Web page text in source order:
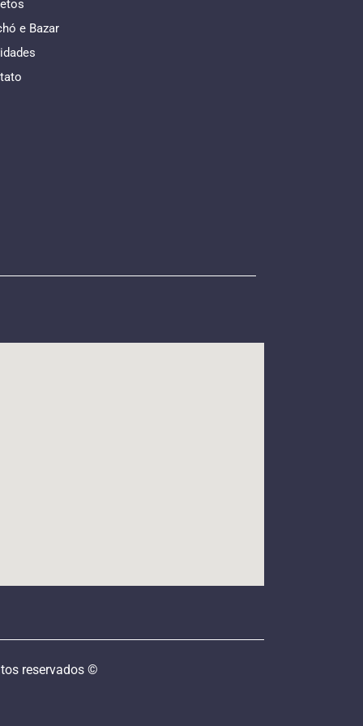
e Bazar
reservados ©